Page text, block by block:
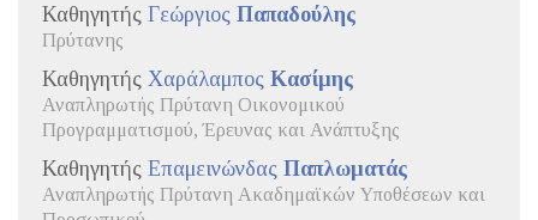
Καθηγητής Γεώργιος Παπαδούλης
Πρύτανης
Καθηγητής Χαράλαμπος Κασίμης
Αναπληρωτής Πρύτανη Οικονομικού
Προγραμματισμού, Έρευνας και Ανάπτυξης
Καθηγητής Επαμεινώνδας Παπλωματάς
Αναπληρωτής Πρύτανη Ακαδημαϊκών Υποθέσεων και